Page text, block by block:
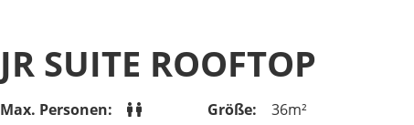
JR SUITE ROOFTOP
Max. Personen: Größe: 36m²